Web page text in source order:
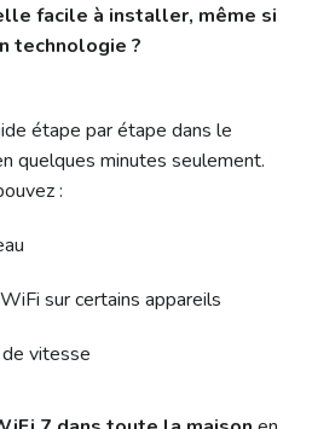
facile à installer, même si
technologie ?
étape par étape dans le
quelques minutes seulement.
:
sur certains appareils
vitesse